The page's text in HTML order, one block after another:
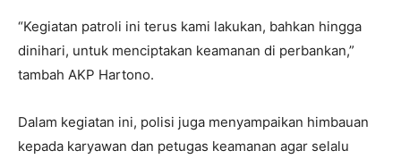
“Kegiatan patroli ini terus kami lakukan, bahkan hingga
dinihari, untuk menciptakan keamanan di perbankan,”
tambah AKP Hartono.
Dalam kegiatan ini, polisi juga menyampaikan himbauan
kepada karyawan dan petugas keamanan agar selalu